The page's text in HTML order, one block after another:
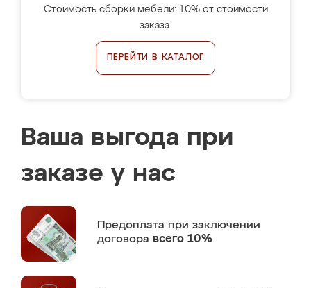
Стоимость сборки мебели: 10% от стоимости
заказа.
ПЕРЕЙТИ В КАТАЛОГ
Ваша выгода при
заказе у нас
Предоплата при заключении
договора всего 10%